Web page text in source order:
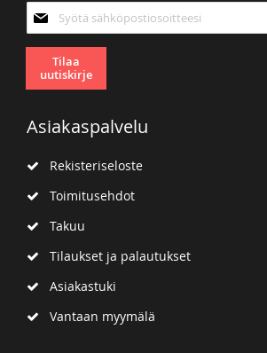
uutiskirjeemme:
Tilaa
uutiskirje
Asiakaspalvelu
Rekisteriseloste
Toimitusehdot
Takuu
Tilaukset ja palautukset
Asiakastuki
Vantaan myymälä